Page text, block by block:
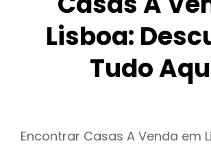
Lisboa:
Tudo
Encontrar Casas A Venda em